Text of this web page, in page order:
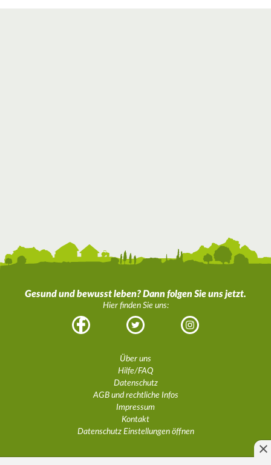
Gesund und bewusst leben? Dann folgen Sie uns jetzt.
Hier finden Sie uns:
Facebook Twitter Instagram
Über uns
Hilfe/FAQ
Datenschutz
AGB und rechtliche Infos
Impressum
Kontakt
Datenschutz Einstellungen öffnen